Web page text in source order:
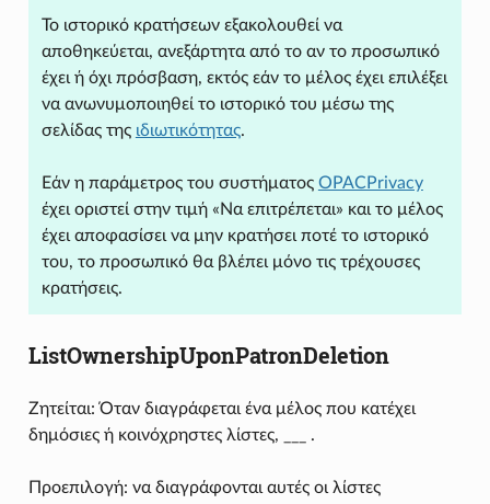
Το ιστορικό κρατήσεων εξακολουθεί να
αποθηκεύεται, ανεξάρτητα από το αν το προσωπικό
έχει ή όχι πρόσβαση, εκτός εάν το μέλος έχει επιλέξει
να ανωνυμοποιηθεί το ιστορικό του μέσω της
σελίδας της ιδιωτικότητας.
Εάν η παράμετρος του συστήματος OPACPrivacy
έχει οριστεί στην τιμή «Να επιτρέπεται» και το μέλος
έχει αποφασίσει να μην κρατήσει ποτέ το ιστορικό
του, το προσωπικό θα βλέπει μόνο τις τρέχουσες
κρατήσεις.
ListOwnershipUponPatronDeletion
Ζητείται: Όταν διαγράφεται ένα μέλος που κατέχει
δημόσιες ή κοινόχρηστες λίστες, ___ .
Προεπιλογή: να διαγράφονται αυτές οι λίστες